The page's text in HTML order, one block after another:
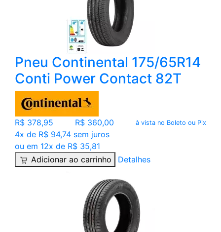
Pneu Continental 175/65R14
Conti Power Contact 82T
R$ 378,95 R$ 360,00 à vista no Boleto ou Pix
4x de R$ 94,74 sem juros
ou em 12x de R$ 35,81
Adicionar ao carrinho
Detalhes